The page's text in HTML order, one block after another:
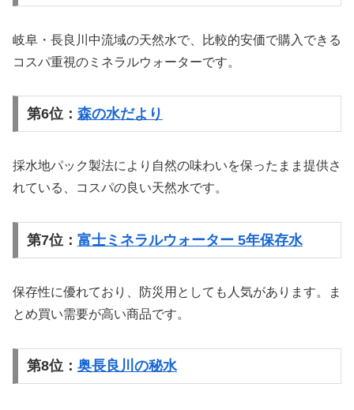
岐阜・長良川中流域の天然水で、比較的安価で購入できる
コスパ重視のミネラルウォーターです。
第6位： 森の水だより
採水地パック製法により自然の味わいを保ったまま提供さ
れている、コスパの良い天然水です。
第7位： 富士ミネラルウォーター 5年保存水
保存性に優れており、防災用としても人気があります。ま
とめ買い需要が高い商品です。
第8位： 奥長良川の秘水